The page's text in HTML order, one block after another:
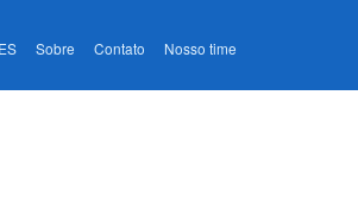
Sobre Contato Nosso time